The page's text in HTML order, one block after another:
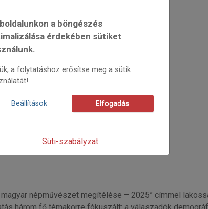
=>
népművészet megítélése – 2025” címmel
a böngészés
érdekében sütiket
a folytatáshoz erősítse meg a sütik
Beállítások Elfogadás
Süti-szabályzat